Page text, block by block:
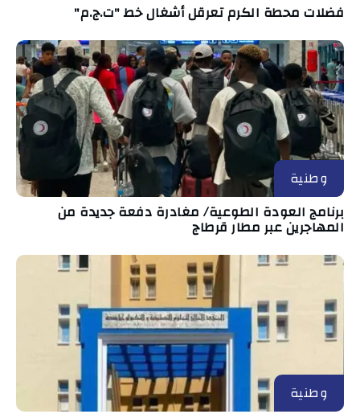
فضلات محطة الكرم تعرقل أشغال خط "ت.ج.م"
وطنية
برنامج العودة الطوعية/ مغادرة دفعة جديدة من
المهاجرين عبر مطار قرطاج
وطنية